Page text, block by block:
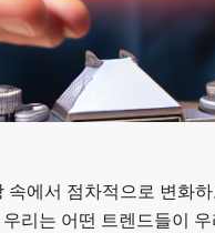
에서 점차적으로 변화
리는 어떤 트렌드들이